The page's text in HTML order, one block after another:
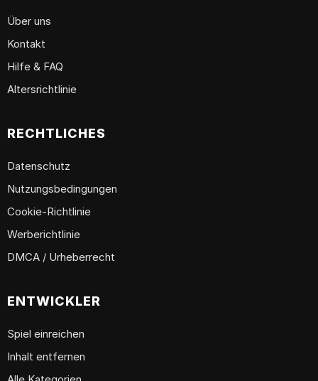
Über uns
Kontakt
Hilfe & FAQ
Altersrichtlinie
RECHTLICHES
Datenschutz
Nutzungsbedingungen
Cookie-Richtlinie
Werberichtlinie
DMCA / Urheberrecht
ENTWICKLER
Spiel einreichen
Inhalt entfernen